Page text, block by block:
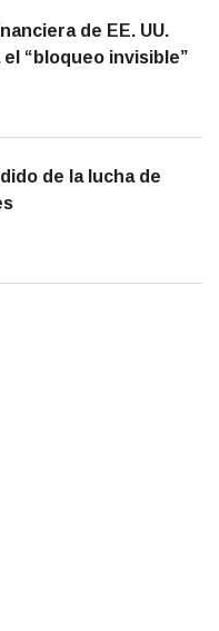
de EE. UU.
“bloqueo invisible”
de la lucha de